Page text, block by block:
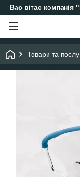
Вас вітає компанія
Товари та